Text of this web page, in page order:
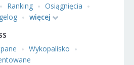
Ranking
Osiągnięcia
więcej
Wykopalisko